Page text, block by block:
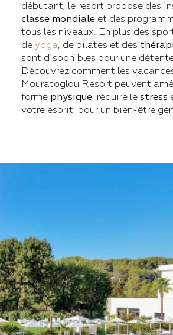
débutant, le resort propose des
classe mondiale et des
tous les niveaux. En plus des
de yoga, de pilates et des
sont disponibles pour une
Découvrez comment les
Mouratoglou Resort peuvent
forme physique, réduire le stress
votre esprit, pour un bien-être